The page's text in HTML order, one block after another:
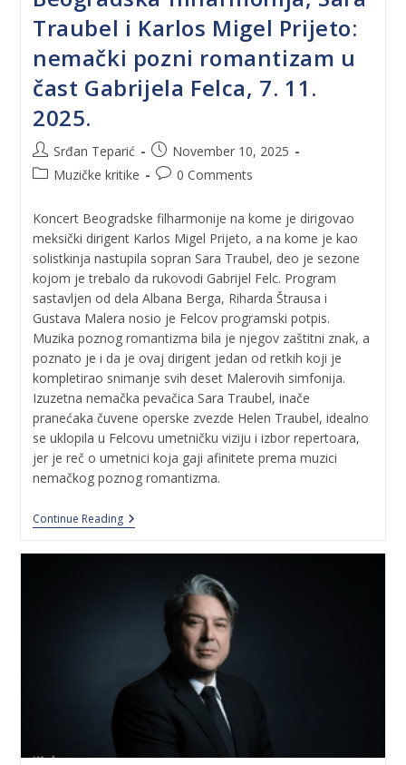
Traubel i Karlos Migel Prijeto:
nemački pozni romantizam u
čast Gabrijela Felca, 7. 11.
2025.
Srđan Teparić
November 10, 2025
Muzičke kritike
0 Comments
Koncert Beogradske filharmonije na kome je dirigovao
meksički dirigent Karlos Migel Prijeto, a na kome je kao
solistkinja nastupila sopran Sara Traubel, deo je sezone
kojom je trebalo da rukovodi Gabrijel Felc. Program
sastavljen od dela Albana Berga, Riharda Štrausa i
Gustava Malera nosio je Felcov programski potpis.
Muzika poznog romantizma bila je njegov zaštitni znak, a
poznato je i da je ovaj dirigent jedan od retkih koji je
kompletirao snimanje svih deset Malerovih simfonija.
Izuzetna nemačka pevačica Sara Traubel, inače
pranećaka čuvene operske zvezde Helen Traubel, idealno
se uklopila u Felcovu umetničku viziju i izbor repertoara,
jer je reč o umetnici koja gaji afinitete prema muzici
nemačkog poznog romantizma.
Continue Reading